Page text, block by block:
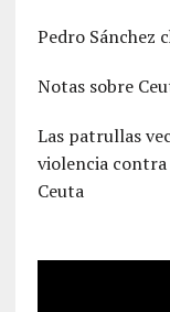
Pedro Sánchez
Notas sobre
Las patrullas
violencia
Ceuta